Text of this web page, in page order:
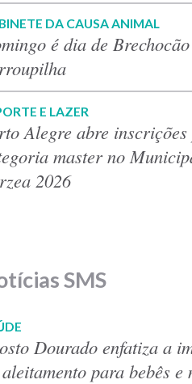
DA CAUSA ANIMAL
é dia de
E LAZER
Alegre abre
master no
2026
SMS
Dourado enfatiza a
para bebês e